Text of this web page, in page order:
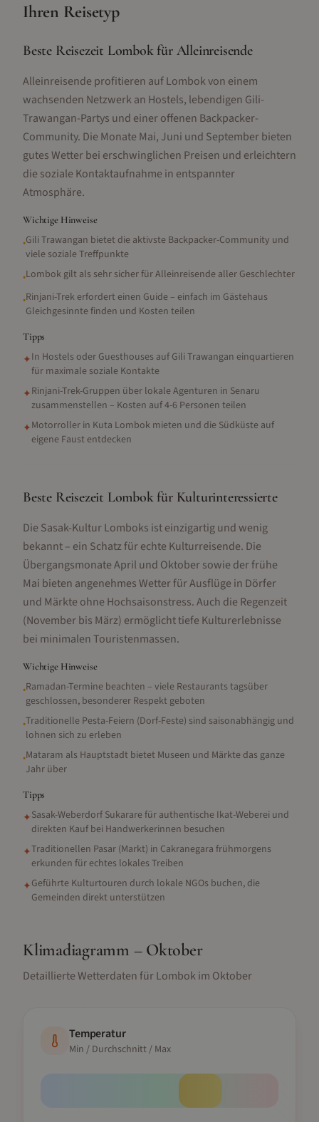
Ihren Reisetyp
Beste Reisezeit Lombok für Alleinreisende
Alleinreisende profitieren auf Lombok von einem
wachsenden Netzwerk an Hostels, lebendigen Gili-
Trawangan-Partys und einer offenen Backpacker-
Community. Die Monate Mai, Juni und September bieten
gutes Wetter bei erschwinglichen Preisen und erleichtern
die soziale Kontaktaufnahme in entspannter
Atmosphäre.
Wichtige Hinweise
•Gili Trawangan bietet die aktivste Backpacker-Community und
viele soziale Treffpunkte
•Lombok gilt als sehr sicher für Alleinreisende aller Geschlechter
•Rinjani-Trek erfordert einen Guide – einfach im Gästehaus
Gleichgesinnte finden und Kosten teilen
Tipps
✦In Hostels oder Guesthouses auf Gili Trawangan einquartieren
für maximale soziale Kontakte
✦Rinjani-Trek-Gruppen über lokale Agenturen in Senaru
zusammenstellen – Kosten auf 4-6 Personen teilen
✦Motorroller in Kuta Lombok mieten und die Südküste auf
eigene Faust entdecken
Beste Reisezeit Lombok für Kulturinteressierte
Die Sasak-Kultur Lomboks ist einzigartig und wenig
bekannt – ein Schatz für echte Kulturreisende. Die
Übergangsmonate April und Oktober sowie der frühe
Mai bieten angenehmes Wetter für Ausflüge in Dörfer
und Märkte ohne Hochsaisonstress. Auch die Regenzeit
(November bis März) ermöglicht tiefe Kulturerlebnisse
bei minimalen Touristenmassen.
Wichtige Hinweise
•Ramadan-Termine beachten – viele Restaurants tagsüber
geschlossen, besonderer Respekt geboten
•Traditionelle Pesta-Feiern (Dorf-Feste) sind saisonabhängig und
lohnen sich zu erleben
•Mataram als Hauptstadt bietet Museen und Märkte das ganze
Jahr über
Tipps
✦Sasak-Weberdorf Sukarare für authentische Ikat-Weberei und
direkten Kauf bei Handwerkerinnen besuchen
✦Traditionellen Pasar (Markt) in Cakranegara frühmorgens
erkunden für echtes lokales Treiben
✦Geführte Kulturtouren durch lokale NGOs buchen, die
Gemeinden direkt unterstützen
Klimadiagramm – Oktober
Detaillierte Wetterdaten fürLombokim Oktober
Temperatur
Min / Durchschnitt / Max